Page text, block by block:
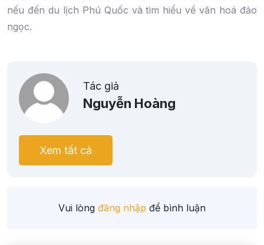
nếu đến du lịch Phú Quốc và tìm hiểu về văn hoá đảo
ngọc.
Tác giả
Nguyễn Hoàng
Xem tất cả
Vui lòng đăng nhập để bình luận